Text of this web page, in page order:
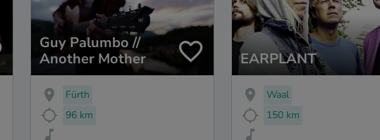
Guy Palumbo //
Another Mother
Fürth
96 km
EARPLANT
Waal
150 km